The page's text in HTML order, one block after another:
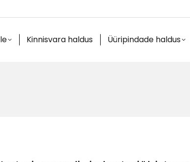
Kinnisvara haldus Üüripindade haldus